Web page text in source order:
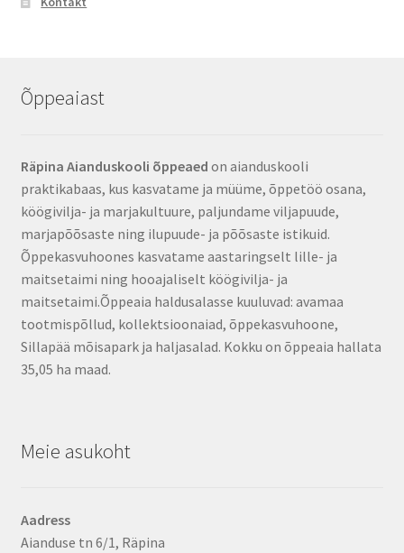
Õppeaiast
Räpina Aianduskooli õppeaed on aianduskooli
praktikabaas, kus kasvatame ja müüme, õppetöö osana,
köögivilja- ja marjakultuure, paljundame viljapuude,
marjapõõsaste ning ilupuude- ja põõsaste istikuid.
Õppekasvuhoones kasvatame aastaringselt lille- ja
maitsetaimi ning hooajaliselt köögivilja- ja
maitsetaimi.Õppeaia haldusalasse kuuluvad: avamaa
tootmispõllud, kollektsioonaiad, õppekasvuhoone,
Sillapää mõisapark ja haljasalad. Kokku on õppeaia hallata
35,05 ha maad.
Meie asukoht
Aadress
Aianduse tn 6/1, Räpina